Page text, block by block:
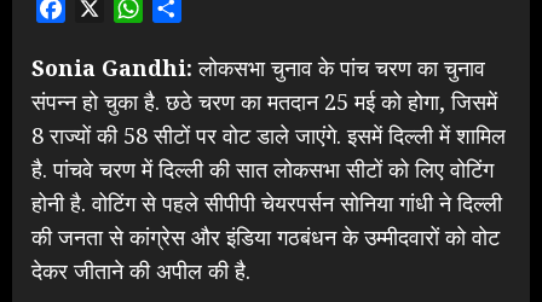
Facebook WhatsApp
Sonia Gandhi: लोकसभा चुनाव के पांच चरण का चुनाव
संपन्न हो चुका है. छठे चरण का मतदान 25 मई को होगा, जिसमें
8 राज्यों की 58 सीटों पर वोट डाले जाएंगे. इसमें दिल्ली में शामिल
है. पांचवे चरण में दिल्ली की सात लोकसभा सीटों को लिए वोटिंग
होनी है. वोटिंग से पहले सीपीपी चेयरपर्सन सोनिया गांधी ने दिल्ली
की जनता से कांग्रेस और इंडिया गठबंधन के उम्मीदवारों को वोट
देकर जीताने की अपील की है.